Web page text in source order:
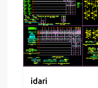
idari